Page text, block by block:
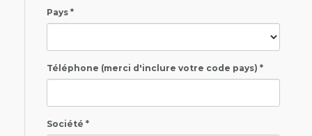
Pays *
Téléphone (merci d'inclure votre code pays) *
Société *